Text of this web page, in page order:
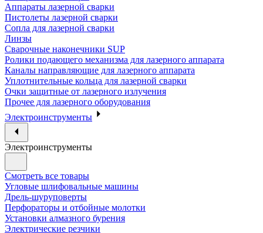
Аппараты лазерной сварки
Пистолеты лазерной сварки
Сопла для лазерной сварки
Линзы
Сварочные наконечники SUP
Ролики подающего механизма для лазерного аппарата
Каналы направляющие для лазерного аппарата
Уплотнительные кольца для лазерной сварки
Очки защитные от лазерного излучения
Прочее для лазерного оборудования
Электроинструменты
Электроинструменты
Смотреть все товары
Угловые шлифовальные машины
Дрель-шуруповерты
Перфораторы и отбойные молотки
Установки алмазного бурения
Электрические резчики